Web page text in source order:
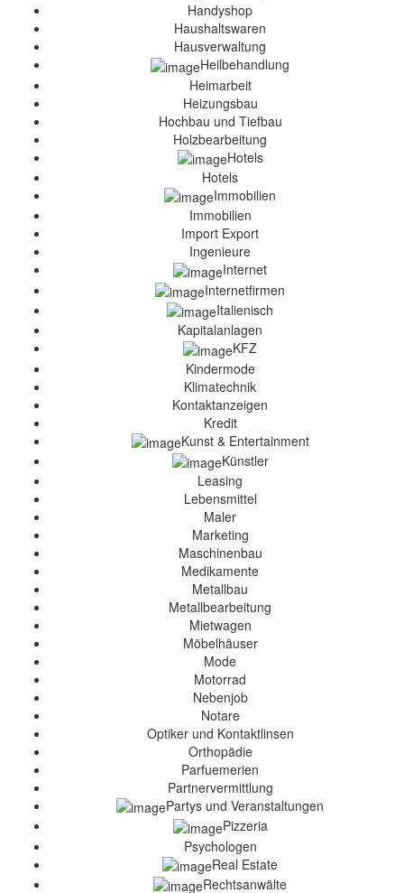
Handyshop
Haushaltswaren
Hausverwaltung
Heilbehandlung
Heimarbeit
Heizungsbau
Hochbau und Tiefbau
Holzbearbeitung
Hotels
Hotels
Immobilien
Immobilien
Import Export
Ingenieure
Internet
Internetfirmen
Italienisch
Kapitalanlagen
KFZ
Kindermode
Klimatechnik
Kontaktanzeigen
Kredit
Kunst & Entertainment
Künstler
Leasing
Lebensmittel
Maler
Marketing
Maschinenbau
Medikamente
Metallbau
Metallbearbeitung
Mietwagen
Möbelhäuser
Mode
Motorrad
Nebenjob
Notare
Optiker und Kontaktlinsen
Orthopädie
Parfuemerien
Partnervermittlung
Partys und Veranstaltungen
Pizzeria
Psychologen
Real Estate
Rechtsanwälte